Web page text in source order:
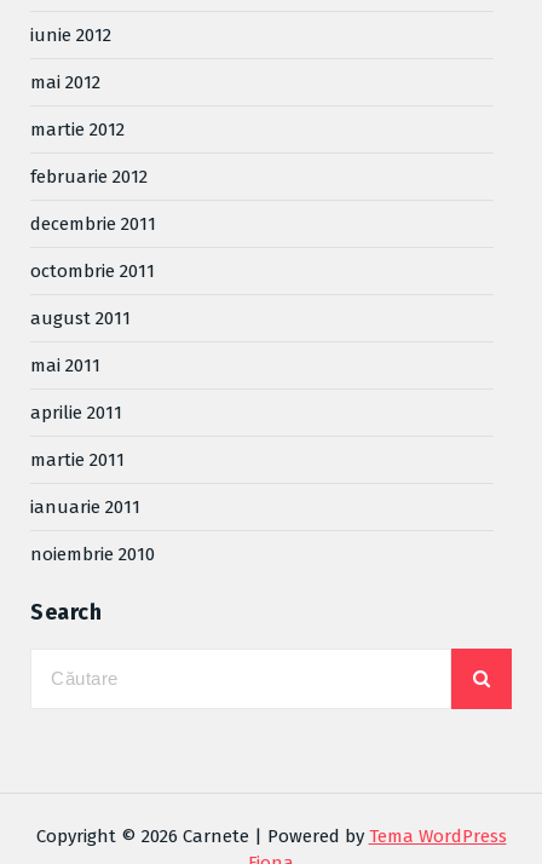
iunie 2012
mai 2012
martie 2012
februarie 2012
decembrie 2011
octombrie 2011
august 2011
mai 2011
aprilie 2011
martie 2011
ianuarie 2011
noiembrie 2010
Search
Copyright © 2026 Carnete | Powered by Tema WordPress